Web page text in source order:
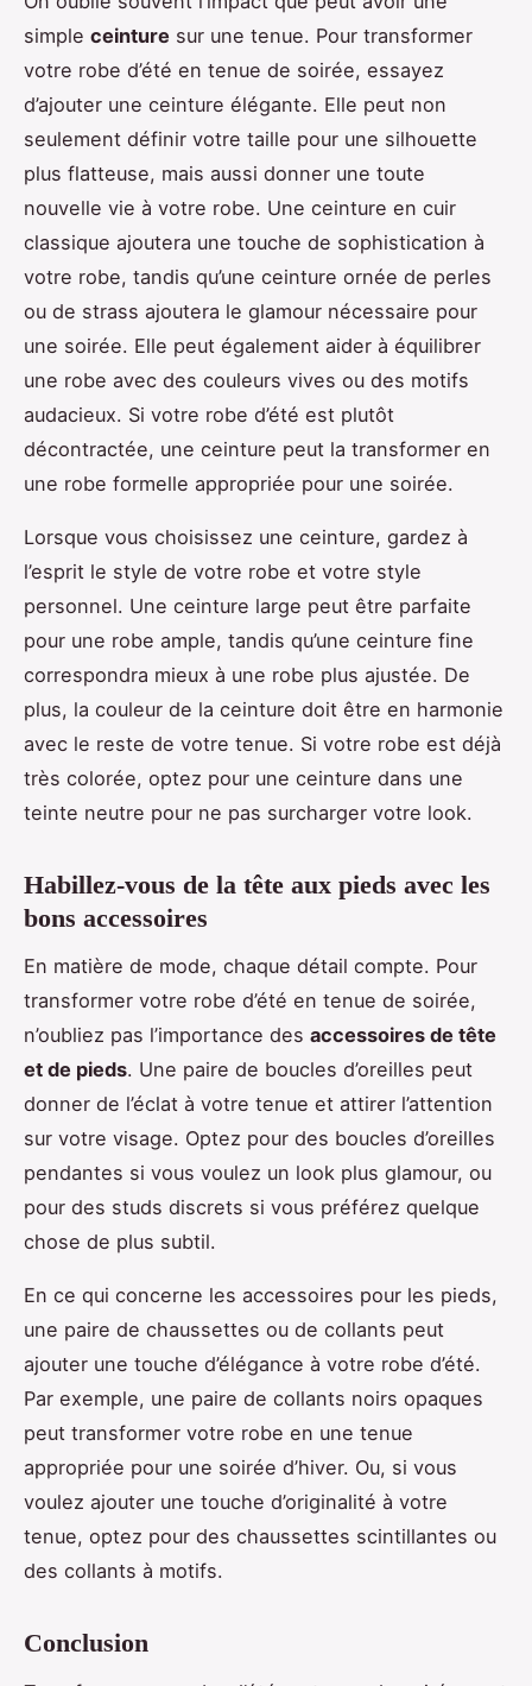
simple ceinture sur une tenue. Pour transformer
votre robe d’été en tenue de soirée, essayez
d’ajouter une ceinture élégante. Elle peut non
seulement définir votre taille pour une silhouette
plus flatteuse, mais aussi donner une toute
nouvelle vie à votre robe. Une ceinture en cuir
classique ajoutera une touche de sophistication à
votre robe, tandis qu’une ceinture ornée de perles
ou de strass ajoutera le glamour nécessaire pour
une soirée. Elle peut également aider à équilibrer
une robe avec des couleurs vives ou des motifs
audacieux. Si votre robe d’été est plutôt
décontractée, une ceinture peut la transformer en
une robe formelle appropriée pour une soirée.
Lorsque vous choisissez une ceinture, gardez à
l’esprit le style de votre robe et votre style
personnel. Une ceinture large peut être parfaite
pour une robe ample, tandis qu’une ceinture fine
correspondra mieux à une robe plus ajustée. De
plus, la couleur de la ceinture doit être en harmonie
avec le reste de votre tenue. Si votre robe est déjà
très colorée, optez pour une ceinture dans une
teinte neutre pour ne pas surcharger votre look.
Habillez-vous de la tête aux pieds avec les
bons accessoires
En matière de mode, chaque détail compte. Pour
transformer votre robe d’été en tenue de soirée,
n’oubliez pas l’importance des accessoires de tête
et de pieds. Une paire de boucles d’oreilles peut
donner de l’éclat à votre tenue et attirer l’attention
sur votre visage. Optez pour des boucles d’oreilles
pendantes si vous voulez un look plus glamour, ou
pour des studs discrets si vous préférez quelque
chose de plus subtil.
En ce qui concerne les accessoires pour les pieds,
une paire de chaussettes ou de collants peut
ajouter une touche d’élégance à votre robe d’été.
Par exemple, une paire de collants noirs opaques
peut transformer votre robe en une tenue
appropriée pour une soirée d’hiver. Ou, si vous
voulez ajouter une touche d’originalité à votre
tenue, optez pour des chaussettes scintillantes ou
des collants à motifs.
Conclusion